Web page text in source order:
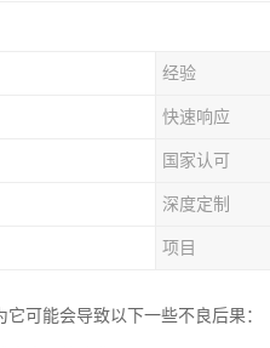
经验
快速响应
国家认可
深度定制
项目
可能会导致以下一些不良后果：